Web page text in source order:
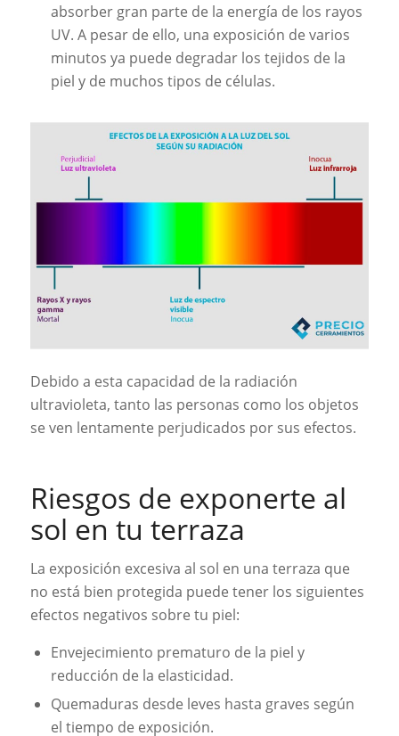
absorber gran parte de la energía de los rayos
UV. A pesar de ello, una exposición de varios
minutos ya puede degradar los tejidos de la
piel y de muchos tipos de células.
Debido a esta capacidad de la radiación
ultravioleta, tanto las personas como los objetos
se ven lentamente perjudicados por sus efectos.
Riesgos de exponerte al
sol en tu terraza
La exposición excesiva al sol en una terraza que
no está bien protegida puede tener los siguientes
efectos negativos sobre tu piel:
Envejecimiento prematuro de la piel y
reducción de la elasticidad.
Quemaduras desde leves hasta graves según
el tiempo de exposición.